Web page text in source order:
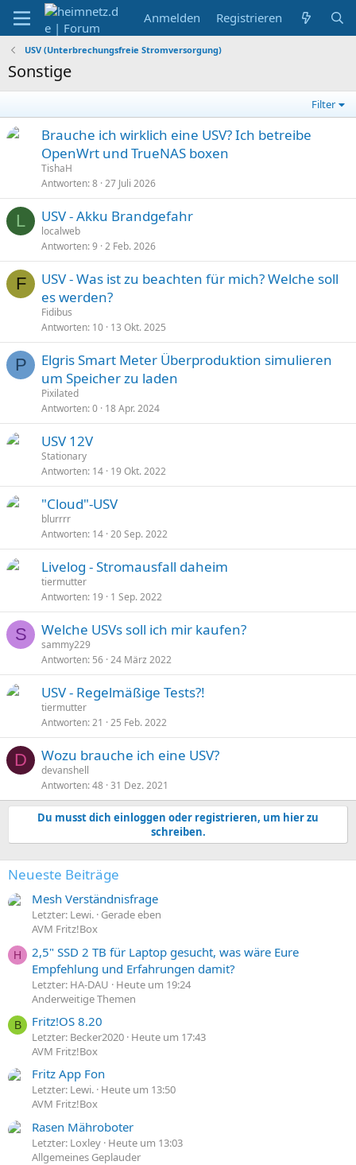
Anmelden Registrieren
USV (Unterbrechungsfreie Stromversorgung)
Sonstige
Filter
Brauche ich wirklich eine USV? Ich betreibe
OpenWrt und TrueNAS boxen
TishaH
Antworten 8 27 Juli 2026
L USV - Akku Brandgefahr
localweb
Antworten 9 2 Feb. 2026
F
USV - Was ist zu beachten für mich? Welche soll
es werden?
Fidibus
Antworten 10 13 Okt. 2025
P
Elgris Smart Meter Überproduktion simulieren
um Speicher zu laden
Pixilated
Antworten 0 18 Apr. 2024
USV 12V
Stationary
Antworten 14 19 Okt. 2022
"Cloud"-USV
blurrrr
Antworten 14 20 Sep. 2022
Livelog - Stromausfall daheim
tiermutter
Antworten 19 1 Sep. 2022
S Welche USVs soll ich mir kaufen?
sammy229
Antworten 56 24 März 2022
USV - Regelmäßige Tests?!
tiermutter
Antworten 21 25 Feb. 2022
D Wozu brauche ich eine USV?
devanshell
Antworten 48 31 Dez. 2021
Du musst dich einloggen oder registrieren, um hier zu
schreiben.
Neueste Beiträge
Mesh Verständnisfrage
Letzter: Lewi. Gerade eben
AVM Fritz!Box
H
2,5" SSD 2 TB für Laptop gesucht, was wäre Eure
Empfehlung und Erfahrungen damit?
Letzter: HA-DAU
Heute um 19:24
Anderweitige Themen
B Fritz!OS 8.20
Letzter: Becker2020 Heute um 17:43
AVM Fritz!Box
Fritz App Fon
Letzter: Lewi. Heute um 13:50
AVM Fritz!Box
Rasen Mähroboter
Letzter: Loxley Heute um 13:03
Allgemeines Geplauder